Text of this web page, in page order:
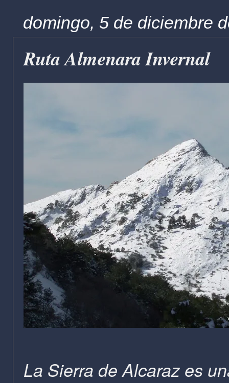
domingo, 5 de diciembre
Ruta Almenara Invernal
La Sierra de Alcaraz es